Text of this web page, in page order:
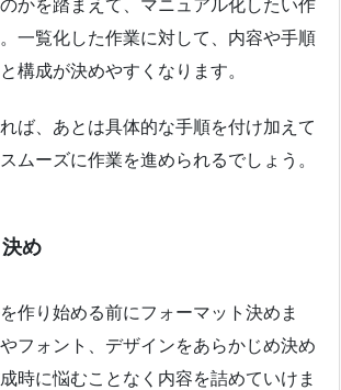
かを踏まえて、マニュアル化したい作
一覧化した作業に対して、内容や手順
構成が決めやすくなります。
ば、あとは具体的な手順を付け加えて
ムーズに作業を進められるでしょう。
め
作り始める前にフォーマット決めま
フォント、デザインをあらかじめ決め
時に悩むことなく内容を詰めていけま